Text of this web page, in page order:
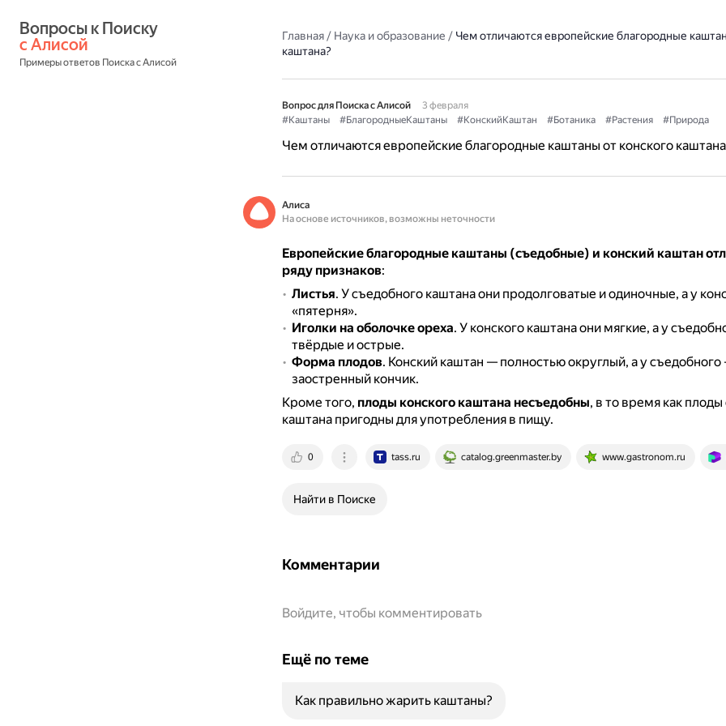
с Алисой
Примеры ответов Поиска с Алисой
Главная/ Наука и образование / Чем отличаются европейские благородные
каштана?
Вопрос для Поиска с Алисой
3 февраля
#Каштаны
#БлагородныеКаштаны #КонскийКаштан #Ботаника #Растения #Природа
Чем отличаются европейские благородные каштаны от конского
Алиса
На основе источников, возможны неточности
Европейские благородные каштаны (съедобные) и конский каштан
ряду признаков:
Листья. У съедобного каштана они продолговатые и одиночные, а у
«пятерня».
Иголки на оболочке ореха. У конского каштана они мягкие, а у
твёрдые и острые.
Форма плодов. Конский каштан — полностью округлый, а у
заостренный кончик.
Кроме того, плоды конского каштана несъедобны, в то время как
каштана пригодны для употребления в пищу.
0 tass.ru catalog.greenmaster.by www.gastronom.ru
Найти в Поиске
Комментарии
Войдите, чтобы комментировать
Ещё по теме
Как правильно жарить каштаны?